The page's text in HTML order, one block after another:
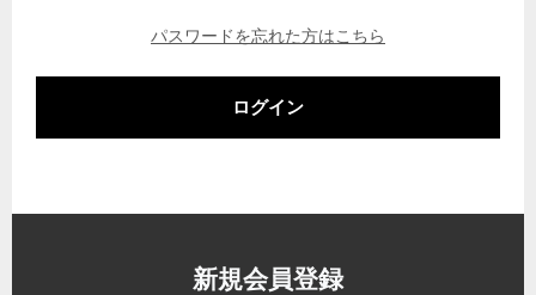
パスワードを忘れた方はこちら
ログイン
新規会員登録